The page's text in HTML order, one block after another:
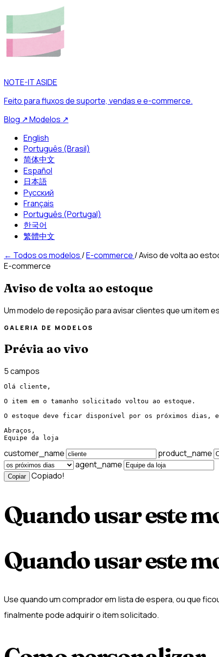
NOTE-IT ASIDE
Feito para fluxos de suporte, vendas e e-commerce.
Blog ↗Modelos ↗
English
Português (Brasil)
简体中文
Español
日本語
Русский
Français
Português (Portugal)
한국어
繁體中文
← Todos os modelos /E-commerce /Aviso de volta ao
E-commerce
Aviso de volta ao estoque
Um modelo de reposição para avisar clientes que um item
GALERIA DE MODELOS
Prévia ao vivo
5 campos
Olá cliente,
O item em o tamanho solicitado voltou ao estoque.
O estoque deve ficar disponível por os próximos dias,
Abraços,
Equipe da loja
customer_name
product_name
agent_name
Copiar Copiado!
Quando usar este
Quando usar este
Use quando um comprador em lista de espera, ou que
finalmente pode adquirir o item solicitado.